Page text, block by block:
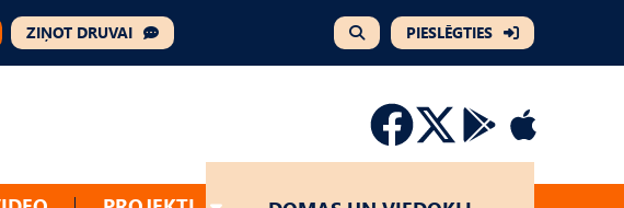
ZIŅOT DRUVAI PIESLĒGTIES